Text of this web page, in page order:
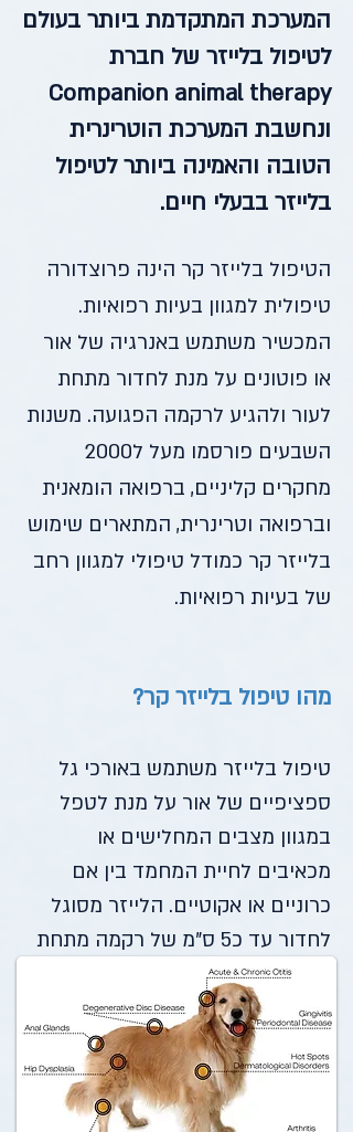
המערכת המתקדמת ביותר בעולם
לטיפול בלייזר של חברת
Companion animal therapy
ונחשבת המערכת הוטרינרית
הטובה והאמינה ביותר לטיפול
בלייזר בבעלי חיים.
הטיפול בלייזר קר הינה פרוצדורה
טיפולית למגוון בעיות רפואיות.
המכשיר משתמש באנרגיה של אור
או פוטונים על מנת לחדור מתחת
לעור ולהגיע לרקמה הפגועה. משנות
השבעים פורסמו מעל ל2000
מחקרים קליניים, ברפואה הומאנית
וברפואה וטרינרית, המתארים שימוש
בלייזר קר כמודל טיפולי למגוון רחב
של בעיות רפואיות.
מהו טיפול בלייזר קר?
טיפול בלייזר משתמש באורכי גל
ספציפיים של אור על מנת לטפל
במגוון מצבים המחלישים או
מכאיבים לחיית המחמד בין אם
כרוניים או אקוטיים. הלייזר מסוגל
לחדור עד כ5 ס"מ של רקמה מתחת
לעור. הלייזר גורם להחלמה של
רקמה שנפגעה, מפחית את תגובת
הדלקת והכאב המקומי ומעודד
זרימת דם לאזור המטופל. הטיפול
בלייזר מגביר בצורה דרמטית את